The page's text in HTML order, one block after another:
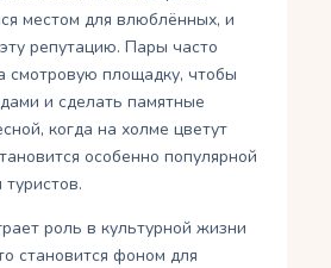
местом для влюблённых, и
репутацию. Пары часто
смотровую площадку, чтобы
и сделать памятные
когда на холме цветут
особенно популярной
роль в культурной жизни
становится фоном для